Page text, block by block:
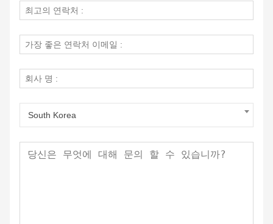
South Korea